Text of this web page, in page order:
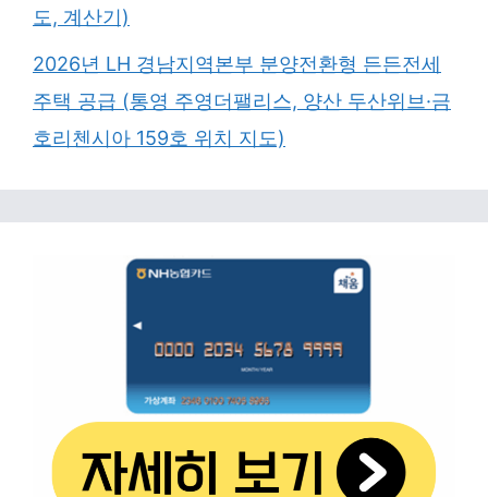
도, 계산기)
2026년 LH 경남지역본부 분양전환형 든든전세
주택 공급 (통영 주영더팰리스, 양산 두산위브·금
호리첸시아 159호 위치 지도)